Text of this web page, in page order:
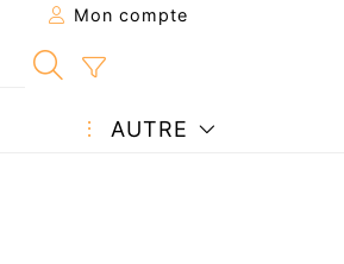
Mon compte
AUTRE